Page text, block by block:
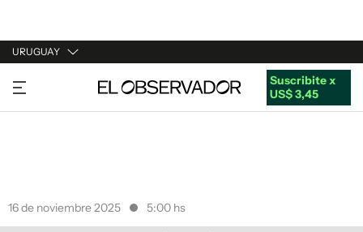
URUGUAY
URUGUAY
ARGENTINA
Suscribite x
US$ 3,45
16 de noviembre 2025 5:00 hs